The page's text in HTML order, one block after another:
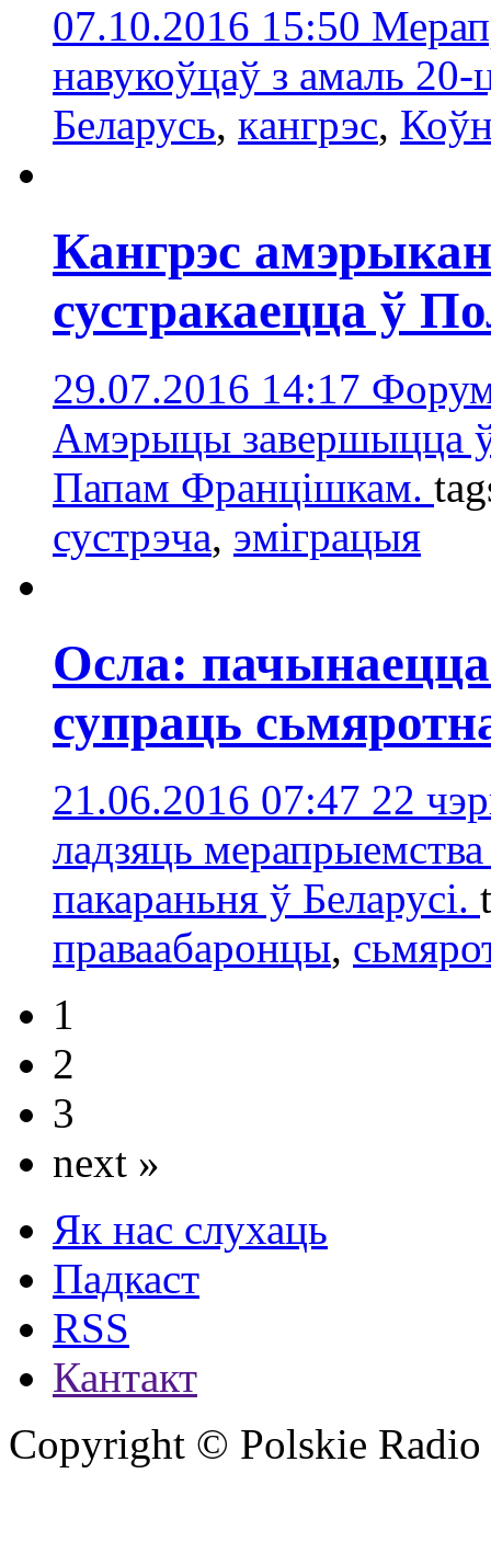
07.10.2016 15:50
навукоўцаў з амаль
Беларусь, кaнгрэс,
Кангрэс
сустракаецца ў
29.07.2016 14:17 Форум
Амэрыцы завершыцца
Папам Францішкам.
сустрэчa, эмiграцыя
Осла:
супраць
21.06.2016 07:47 22
ладзяць
пакараньня ў Беларусі.
праваабаронцы,
1
2
3
next »
Як нас слухаць
Падкаст
RSS
Кантакт
Copyright © Polskie